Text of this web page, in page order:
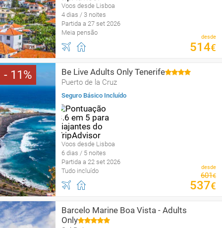
Voos desde Lisboa
4 dias / 3 noites
Partida a 27 set 2026
Meia pensão
desde
514€
11 Be Live Adults Only Tenerife
Puerto de la Cruz
Seguro Básico Incluído
Voos desde Lisboa
6 dias / 5 noites
Partida a 22 set 2026
Tudo incluído
desde
601€
537€
Barcelo Marine Boa Vista - Adults
Only